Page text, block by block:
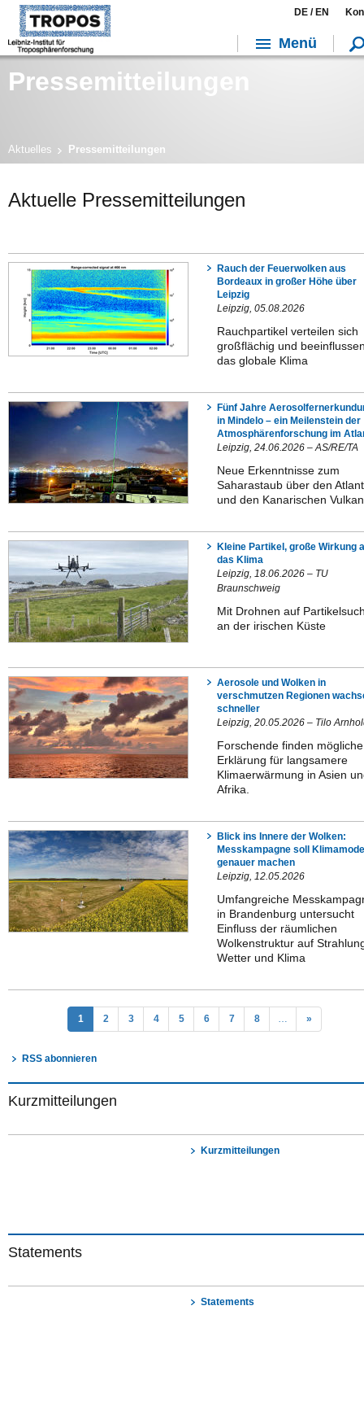
Pressemitteilungen
Aktuelles Pressemitteilungen
Aktuelle Pressemitteilungen
Rauch der Feuerwolken aus
Bordeaux in großer Höhe über
Leipzig
Leipzig, 05.08.2026
Rauchpartikel verteilen sich
großflächig und
das globale Klima
Fünf Jahre
in Mindelo – ein Meilenstein der
Atmosphärenforschung im
Leipzig, 24.06.2026 – AS/RE/TA
Neue Erkenntnisse zum
Saharastaub über den
und den Kanarischen
Kleine Partikel, große Wirkung
das Klima
Leipzig, 18.06.2026 – TU
Braunschweig
Mit Drohnen auf
an der irischen Küste
Aerosole und Wolken in
verschmutzen Regionen
schneller
Leipzig, 20.05.2026 – Tilo
Forschende finden mögliche
Erklärung für langsamere
Klimaerwärmung in Asien
Afrika.
Blick ins Innere der Wolken:
Messkampagne soll
genauer machen
Leipzig, 12.05.2026
Umfangreiche
in Brandenburg untersucht
Einfluss der räumlichen
Wolkenstruktur auf
Wetter und Klima
1 2 3 4 5 6 7 8 … »
RSS abonnieren
Kurzmitteilungen
Kurzmitteilungen
Statements
Statements
DE /EN
Menü